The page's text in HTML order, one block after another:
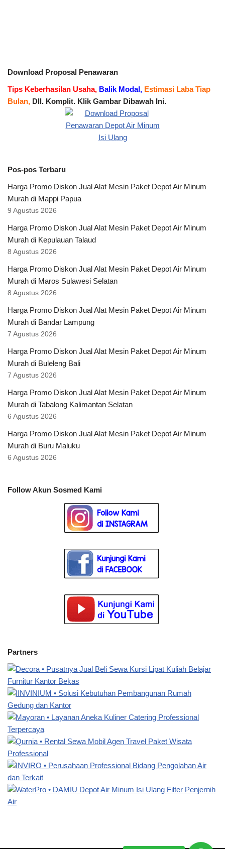
Download Proposal Penawaran
Tips Keberhasilan Usaha, Balik Modal, Estimasi Laba Tiap
Bulan, Dll. Komplit. Klik Gambar Dibawah Ini.
Pos-pos Terbaru
Harga Promo Diskon Jual Alat Mesin Paket Depot Air Minum
Murah di Mappi Papua
9 Agustus 2026
Harga Promo Diskon Jual Alat Mesin Paket Depot Air Minum
Murah di Kepulauan Talaud
8 Agustus 2026
Harga Promo Diskon Jual Alat Mesin Paket Depot Air Minum
Murah di Maros Sulawesi Selatan
8 Agustus 2026
Harga Promo Diskon Jual Alat Mesin Paket Depot Air Minum
Murah di Bandar Lampung
7 Agustus 2026
Harga Promo Diskon Jual Alat Mesin Paket Depot Air Minum
Murah di Buleleng Bali
7 Agustus 2026
Harga Promo Diskon Jual Alat Mesin Paket Depot Air Minum
Murah di Tabalong Kalimantan Selatan
6 Agustus 2026
Harga Promo Diskon Jual Alat Mesin Paket Depot Air Minum
Murah di Buru Maluku
6 Agustus 2026
Follow Akun Sosmed Kami
Partners